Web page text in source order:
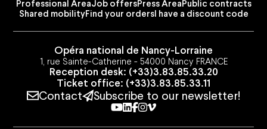
Professional AreaJob offersPress AreaPublic contracts
Shared mobilityFind your ordersI have a discount code
Opéra national de Nancy-Lorraine
1, rue Sainte-Catherine - 54000 Nancy FRANCE
Reception desk: (+33)3.83.85.33.20
Ticket office: (+33)3.83.85.33.11
Contact Subscribe to our newsletter!
Youtube
Linkedin
Facebook
Instagram
Vimeo